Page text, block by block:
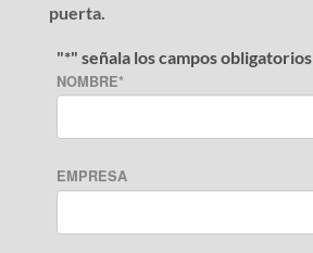
puerta.
"*" señala los campos obligatorios
NOMBRE*
EMPRESA